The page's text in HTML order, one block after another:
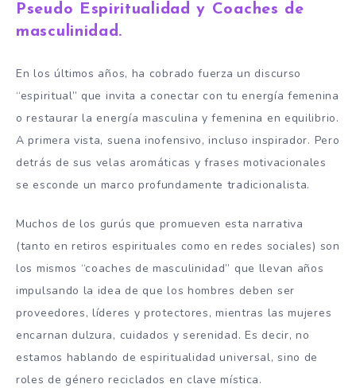
Pseudo Espiritualidad y Coaches de
masculinidad.
En los últimos años, ha cobrado fuerza un discurso
“espiritual” que invita a conectar con tu energía femenina
o restaurar la energía masculina y femenina en equilibrio.
A primera vista, suena inofensivo, incluso inspirador. Pero
detrás de sus velas aromáticas y frases motivacionales
se esconde un marco profundamente tradicionalista.
Muchos de los gurús que promueven esta narrativa
(tanto en retiros espirituales como en redes sociales) son
los mismos “coaches de masculinidad” que llevan años
impulsando la idea de que los hombres deben ser
proveedores, líderes y protectores, mientras las mujeres
encarnan dulzura, cuidados y serenidad. Es decir, no
estamos hablando de espiritualidad universal, sino de
roles de género reciclados en clave mística.